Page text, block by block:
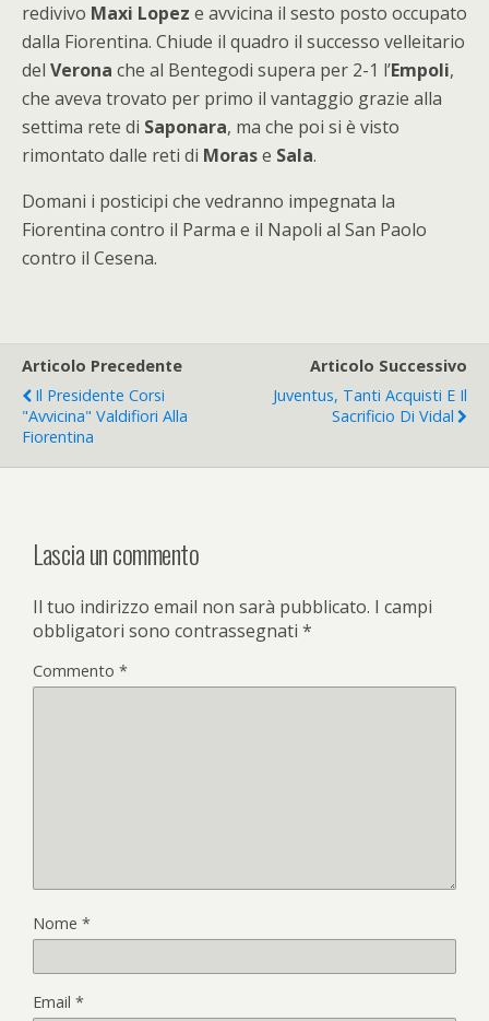
redivivo Maxi Lopez e avvicina il sesto posto occupato
dalla Fiorentina. Chiude il quadro il successo velleitario
del Verona che al Bentegodi supera per 2-1 l’Empoli,
che aveva trovato per primo il vantaggio grazie alla
settima rete di Saponara, ma che poi si è visto
rimontato dalle reti di Morase Sala.
Domani i posticipi che vedranno impegnata la
Fiorentina contro il Parma e il Napoli al San Paolo
contro il Cesena.
Articolo Precedente
Il Presidente Corsi
"avvicina" Valdifiori Alla
Fiorentina
Articolo Successivo
Juventus, Tanti Acquisti E Il
Sacrificio Di Vidal
Lascia un commento
Il tuo indirizzo email non sarà pubblicato. I campi
obbligatori sono contrassegnati *
Commento *
Nome *
Email *